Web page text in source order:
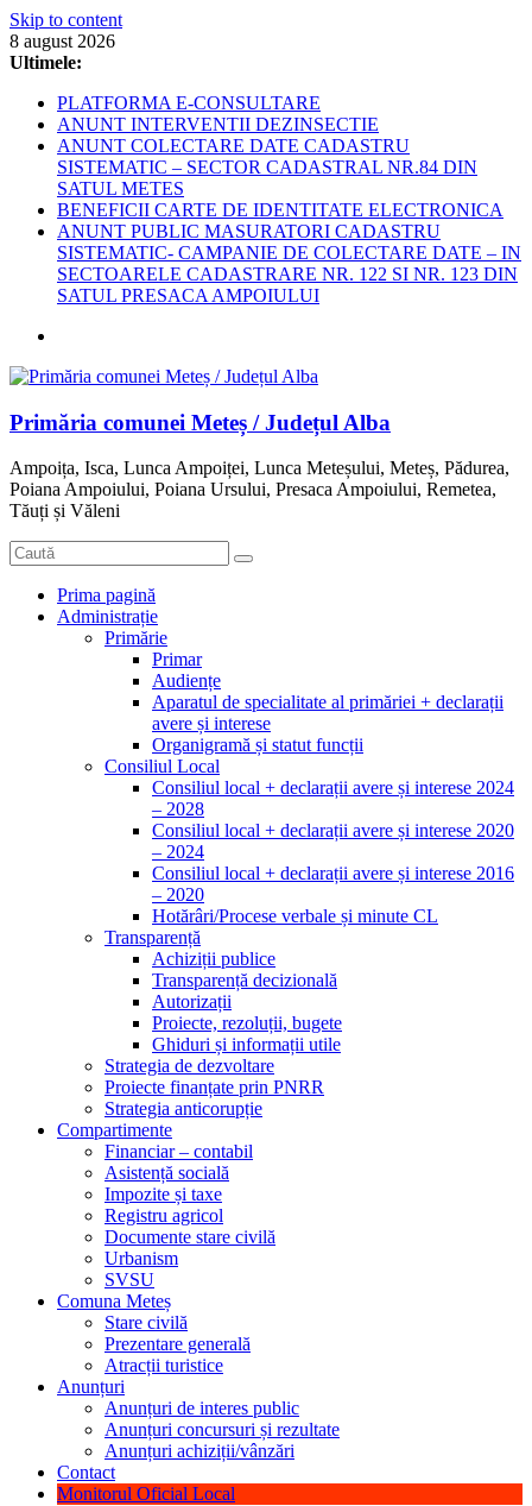
Skip to content
8 august 2026
Ultimele:
PLATFORMA E-CONSULTARE
ANUNT INTERVENTII DEZINSECTIE
ANUNT COLECTARE DATE CADASTRU
SISTEMATIC – SECTOR CADASTRAL NR.84 DIN
SATUL METES
BENEFICII CARTE DE IDENTITATE ELECTRONICA
ANUNT PUBLIC MASURATORI CADASTRU
SISTEMATIC- CAMPANIE DE COLECTARE DATE – IN
SECTOARELE CADASTRARE NR. 122 SI NR. 123 DIN
SATUL PRESACA AMPOIULUI
Primăria comunei Meteș / Județul Alba
Ampoița, Isca, Lunca Ampoiței, Lunca Meteșului, Meteș, Pădurea,
Poiana Ampoiului, Poiana Ursului, Presaca Ampoiului, Remetea,
Tăuți și Văleni
Prima pagină
Administrație
Primărie
Primar
Audiențe
Aparatul de specialitate al primăriei + declarații
avere și interese
Organigramă și statut funcții
Consiliul Local
Consiliul local + declarații avere și interese 2024
– 2028
Consiliul local + declarații avere și interese 2020
– 2024
Consiliul local + declarații avere și interese 2016
– 2020
Hotărâri/Procese verbale și minute CL
Transparență
Achiziții publice
Transparență decizională
Autorizații
Proiecte, rezoluții, bugete
Ghiduri și informații utile
Strategia de dezvoltare
Proiecte finanțate prin PNRR
Strategia anticorupție
Compartimente
Financiar – contabil
Asistență socială
Impozite și taxe
Registru agricol
Documente stare civilă
Urbanism
SVSU
Comuna Meteș
Stare civilă
Prezentare generală
Atracții turistice
Anunțuri
Anunțuri de interes public
Anunțuri concursuri și rezultate
Anunțuri achiziții/vânzări
Contact
Monitorul Oficial Local